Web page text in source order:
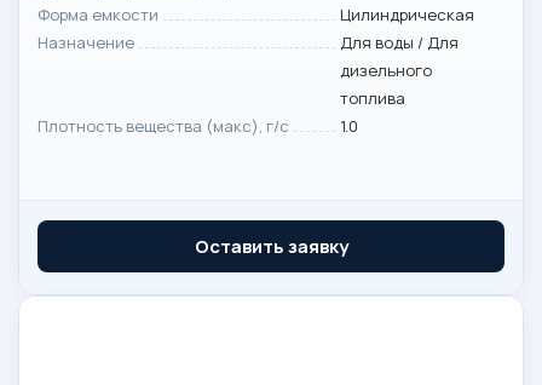
Форма емкости
Цилиндрическая
Назначение
Для воды / Для
дизельного
топлива
Плотность вещества (макс), г/с
1.0
Оставить заявку